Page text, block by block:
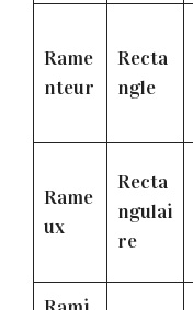
Rame
nteur
Recta
ngle
Rame
ux
Recta
ngulai
re